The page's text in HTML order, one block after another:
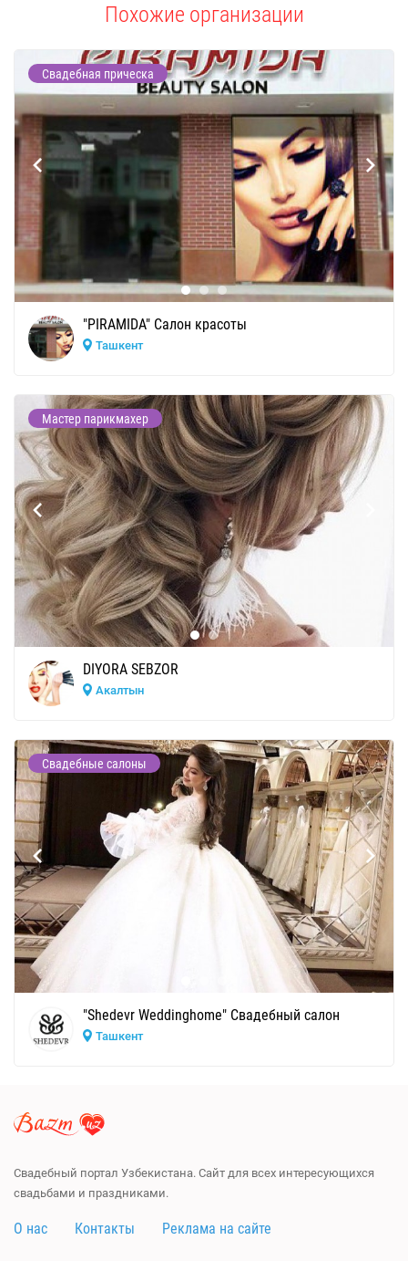
Похожие организации
Свадебная прическа
"PIRAMIDA" Cалон красоты
Ташкент
Мастер парикмахер
DIYORA SEBZOR
Акалтын
Свадебные салоны
"Shedevr Weddinghome" Свадебный салон
Ташкент
Свадебный портал Узбекистана. Сайт для всех интересующихся
свадьбами и праздниками.
О нас Контакты Реклама на сайте